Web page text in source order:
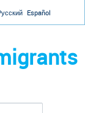
Español